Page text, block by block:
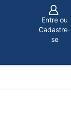
Entre ou
Cadastre-
se